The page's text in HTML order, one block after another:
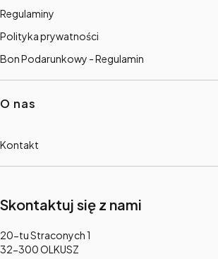
Regulaminy
Polityka prywatności
Bon Podarunkowy - Regulamin
O nas
Kontakt
Skontaktuj się z nami
Adres:
20-tu Straconych 1
32-300 OLKUSZ